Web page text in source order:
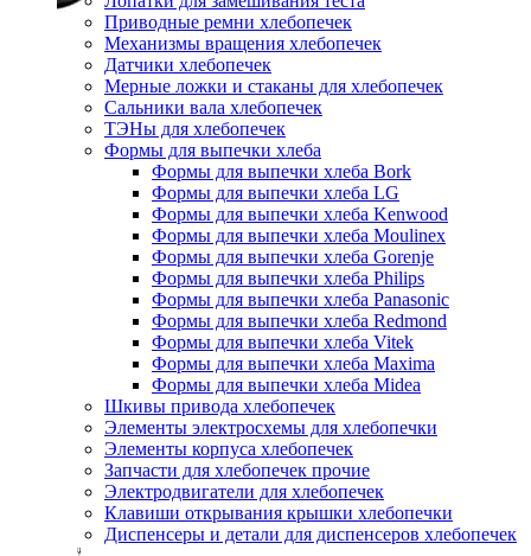
Приводные ремни хлебопечек
Механизмы вращения хлебопечек
Датчики хлебопечек
Мерные ложки и стаканы для хлебопечек
Сальники вала хлебопечек
ТЭНы для хлебопечек
Формы для выпечки хлеба
Формы для выпечки хлеба Bork
Формы для выпечки хлеба LG
Формы для выпечки хлеба Kenwood
Формы для выпечки хлеба Moulinex
Формы для выпечки хлеба Gorenje
Формы для выпечки хлеба Philips
Формы для выпечки хлеба Panasonic
Формы для выпечки хлеба Redmond
Формы для выпечки хлеба Vitek
Формы для выпечки хлеба Maxima
Формы для выпечки хлеба Midea
Шкивы привода хлебопечек
Элементы электросхемы для хлебопечки
Элементы корпуса хлебопечек
Запчасти для хлебопечек прочие
Электродвигатели для хлебопечек
Клавиши открывания крышки хлебопечки
Диспенсеры и детали для диспенсеров хлебопечек